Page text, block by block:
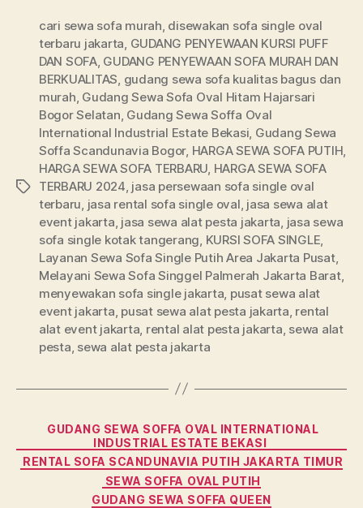
Tags
cari sewa sofa murah disewakan sofa single oval
terbaru jakarta GUDANG PENYEWAAN KURSI PUFF
DAN SOFA, GUDANG PENYEWAAN SOFA MURAH DAN
BERKUALITAS gudang sewa sofa kualitas bagus dan
murah Gudang Sewa Sofa Oval Hitam Hajarsari
Bogor Selatan Gudang Sewa Soffa Oval
International Industrial Estate Bekasi Gudang Sewa
Soffa Scandunavia Bogor, HARGA SEWA SOFA PUTIH
HARGA SEWA SOFA TERBARU HARGA SEWA SOFA
TERBARU 2024 jasa persewaan sofa single oval
terbaru jasa rental sofa single oval jasa sewa alat
event jakarta jasa sewa alat pesta jakarta jasa sewa
sofa single kotak tangerang KURSI SOFA SINGLE
Layanan Sewa Sofa Single Putih Area Jakarta Pusat,
Melayani Sewa Sofa Singgel Palmerah Jakarta Barat,
menyewakan sofa single jakarta pusat sewa alat
event jakarta pusat sewa alat pesta jakarta rental
alat event jakarta rental alat pesta jakarta sewa alat
pesta sewa alat pesta jakarta
Categories
GUDANG SEWA SOFFA OVAL INTERNATIONAL
INDUSTRIAL ESTATE BEKASI
RENTAL SOFA SCANDUNAVIA PUTIH JAKARTA TIMUR
SEWA SOFFA OVAL PUTIH
GUDANG SEWA SOFFA QUEEN